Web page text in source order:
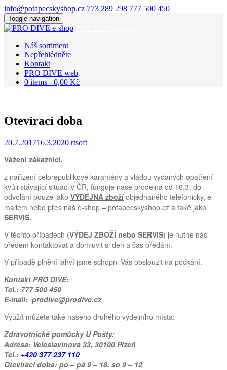
info@potapecskyshop.cz 773 289 298 777 500 450
Toggle navigation
Náš sortiment
Nepřehlédněte
Kontakt
PRO DIVE web
0 items - 0,00 Kč
Otevírací doba
20.7.201716.3.2020 rtsoft
Vážení zákazníci,
z nařízení celorepublikové karantény a vládou vydaných opatření
kvůli stávající situaci v ČR, funguje naše prodejna od 16.3. do
odvolání pouze jako VÝDEJNA zboží objednaného telefonicky, e-
mailem nebo přes náš e-shop – potapecskyshop.cz a také jako
SERVIS.
V těchto případech (VÝDEJ ZBOŽÍ nebo SERVIS) je nutné nás
předem kontaktovat a domluvit si den a čas předání.
V případě plnění lahví jsme schopni Vás obsloužit na počkání.
Kontakt PRO DIVE:
Tel.: 777 500 450
E-mail: prodive@prodive.cz
Využít můžete také našeho druhého výdejního místa:
Zdravotnické pomůcky U Pošty:
Adresa: Veleslavínova 33, 30100 Plzeň
Tel.: +420 377 237 110
Otevírací doba: po – pá 9 – 18, so 9 – 12